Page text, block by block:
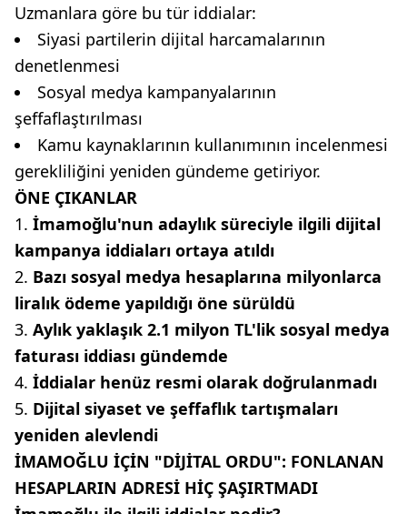
Uzmanlara göre bu tür iddialar:
Siyasi partilerin dijital harcamalarının
denetlenmesi
Sosyal medya kampanyalarının
şeffaflaştırılması
Kamu kaynaklarının kullanımının incelenmesi
gerekliliğini yeniden gündeme getiriyor.
ÖNE ÇIKANLAR
İmamoğlu'nun adaylık süreciyle ilgili dijital
kampanya iddiaları ortaya atıldı
Bazı sosyal medya hesaplarına milyonlarca
liralık ödeme yapıldığı öne sürüldü
Aylık yaklaşık 2.1 milyon TL'lik sosyal medya
faturası iddiası gündemde
İddialar henüz resmi olarak doğrulanmadı
Dijital siyaset ve şeffaflık tartışmaları
yeniden alevlendi
İMAMOĞLU İÇİN "DİJİTAL ORDU": FONLANAN
HESAPLARIN ADRESİ HİÇ ŞAŞIRTMADI